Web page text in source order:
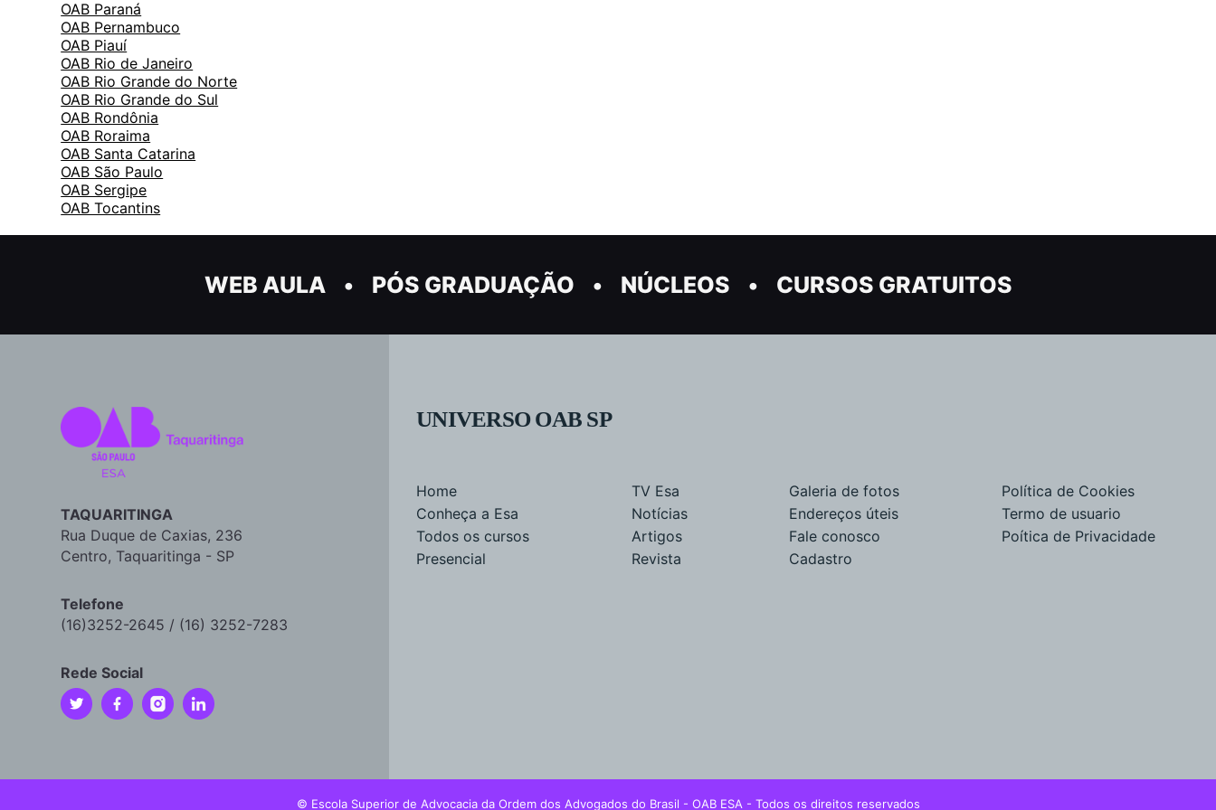
OAB Paraná
OAB Pernambuco
OAB Piauí
OAB Rio de Janeiro
OAB Rio Grande do Norte
OAB Rio Grande do Sul
OAB Rondônia
OAB Roraima
OAB Santa Catarina
OAB São Paulo
OAB Sergipe
OAB Tocantins
WEB AULA PÓS GRADUAÇÃO NÚCLEOS CURSOS GRATUITOS
TAQUARITINGA
Rua Duque de Caxias, 236
Centro, Taquaritinga - SP
Telefone
(16)3252-2645 / (16) 3252-7283
Rede Social
UNIVERSO OAB SP
Home
Conheça a Esa
Todos os cursos
Presencial
TV Esa
Notícias
Artigos
Revista
Galeria de fotos
Endereços úteis
Fale conosco
Cadastro
Política de Cookies
Termo de usuario
Poítica de Privacidade
© Escola Superior de Advocacia da Ordem dos Advogados do Brasil - OAB ESA - Todos os direitos reservados